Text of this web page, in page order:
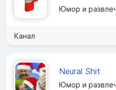
Юмор и
Канал
Neural Shit
Юмор и